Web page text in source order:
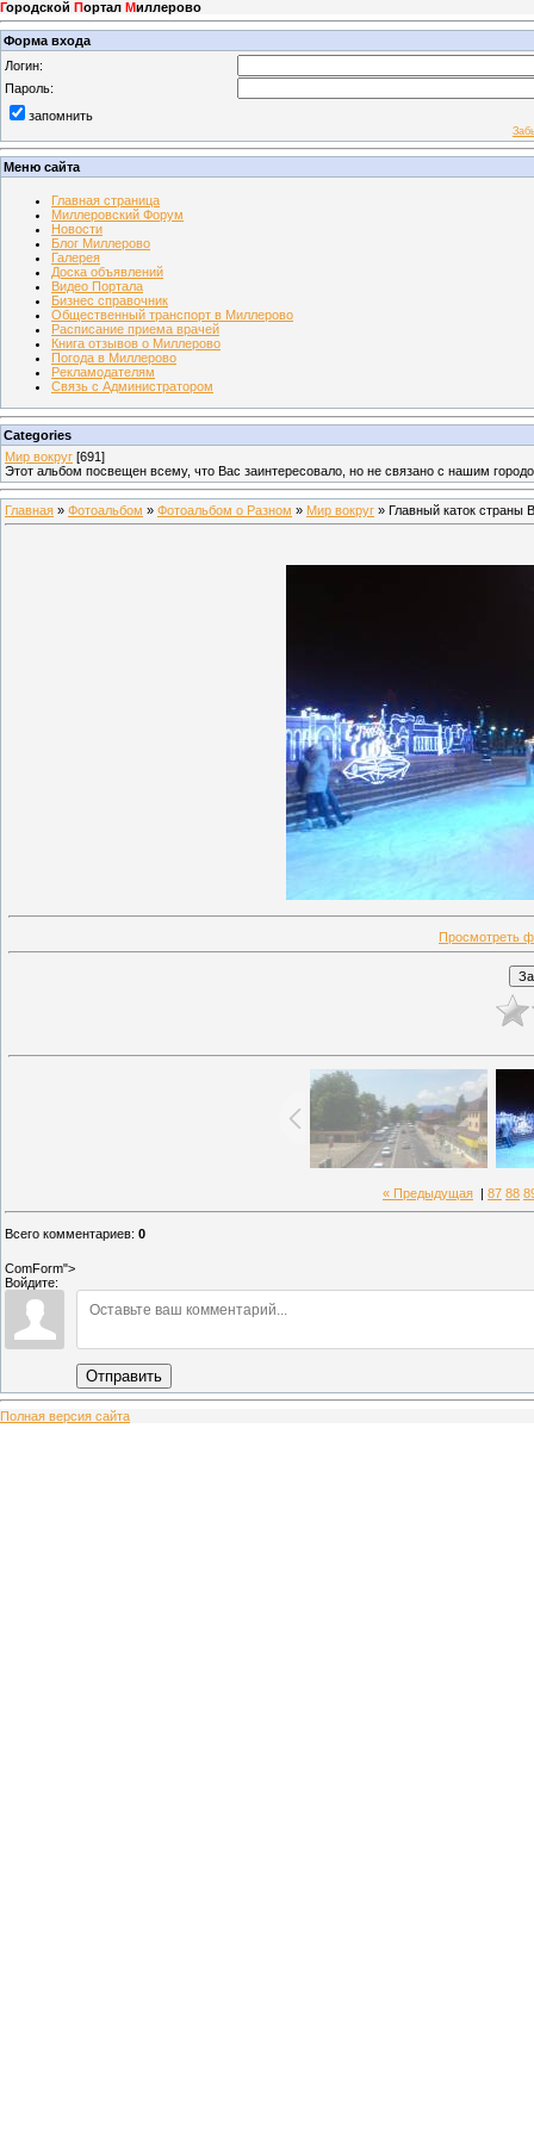
Городской Портал Миллерово
Форма входа
Логин:
Пароль:
запомнить
Меню сайта
Главная страница
Миллеровский Форум
Новости
Блог Миллерово
Галерея
Доска объявлений
Видео Портала
Бизнес справочник
Общественный транспорт в Миллерово
Расписание приема врачей
Книга отзывов о Миллерово
Погода в Миллерово
Рекламодателям
Связь с Администратором
Categories
Мир вокруг [691]
Этот альбом посвещен всему, что Вас заинтересовало, но не связано с нашим
Главная » Фотоальбом » Фотоальбом о Разном » Мир вокруг » Главный каток страны
Просмотреть
« Предыдущая 87 88
Всего комментариев: 0
ComForm">
Войдите:
Отправить
Полная версия сайта